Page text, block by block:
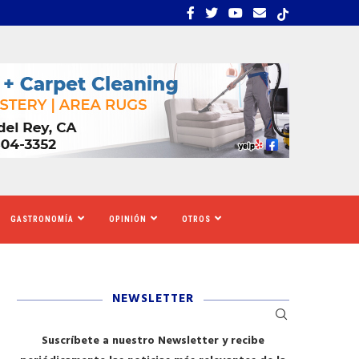
CALIFORNIA AUMENTARÁ EL SALARIO MÍNIMO​REDADAS DE ICE
GASTRONOMÍA OPINIÓN OTROS
NEWSLETTER
Suscríbete a nuestro Newsletter y recibe